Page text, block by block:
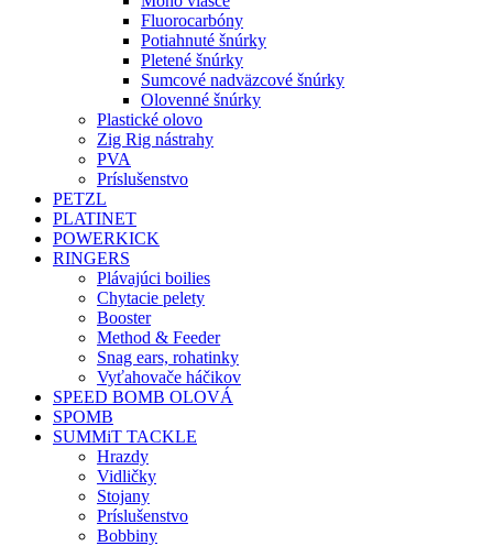
Fluorocarbóny
Potiahnuté šnúrky
Pletené šnúrky
Sumcové nadväzcové šnúrky
Olovenné šnúrky
Plastické olovo
Zig Rig nástrahy
PVA
Príslušenstvo
PETZL
PLATINET
POWERKICK
RINGERS
Plávajúci boilies
Chytacie pelety
Booster
Method & Feeder
Snag ears, rohatinky
Vyťahovače háčikov
SPEED BOMB OLOVÁ
SPOMB
SUMMiT TACKLE
Hrazdy
Vidličky
Stojany
Príslušenstvo
Bobbiny